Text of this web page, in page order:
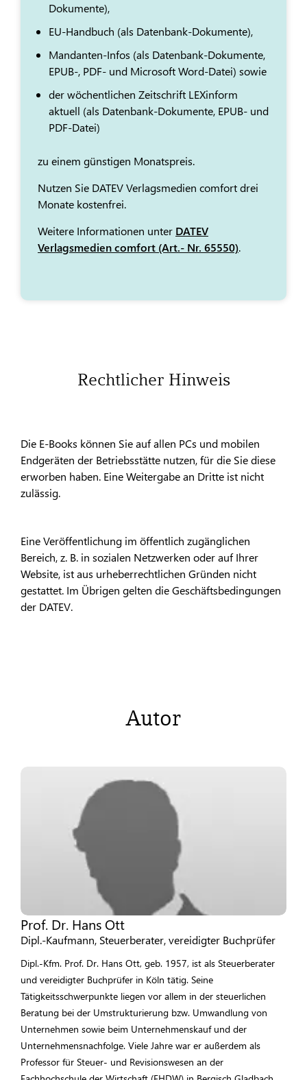
Dokumente),
EU-Handbuch (als Datenbank-Dokumente),
Mandanten-Infos (als Datenbank-Dokumente,
EPUB-, PDF- und Microsoft Word-Datei) sowie
der wöchentlichen Zeitschrift LEXinform
aktuell (als Datenbank-Dokumente, EPUB- und
PDF-Datei)
zu einem günstigen Monatspreis.
Nutzen Sie DATEV Verlagsmedien comfort drei
Monate kostenfrei.
Weitere Informationen unter DATEV
Verlagsmedien comfort (Art.- Nr. 65550).
Rechtlicher Hinweis
Die E-Books können Sie auf allen PCs und mobilen
Endgeräten der Betriebsstätte nutzen, für die Sie diese
erworben haben. Eine Weitergabe an Dritte ist nicht
zulässig.
Eine Veröffentlichung im öffentlich zugänglichen
Bereich, z. B. in sozialen Netzwerken oder auf Ihrer
Website, ist aus urheberrechtlichen Gründen nicht
gestattet. Im Übrigen gelten die Geschäftsbedingungen
der DATEV.
Autor
Prof. Dr. Hans Ott
Dipl.-Kaufmann, Steuerberater, vereidigter Buchprüfer
Dipl.-Kfm. Prof. Dr. Hans Ott, geb. 1957, ist als Steuerberater
und vereidigter Buchprüfer in Köln tätig. Seine
Tätigkeitsschwerpunkte liegen vor allem in der steuerlichen
Beratung bei der Umstrukturierung bzw. Umwandlung von
Unternehmen sowie beim Unternehmenskauf und der
Unternehmensnachfolge. Viele Jahre war er außerdem als
Professor für Steuer- und Revisionswesen an der